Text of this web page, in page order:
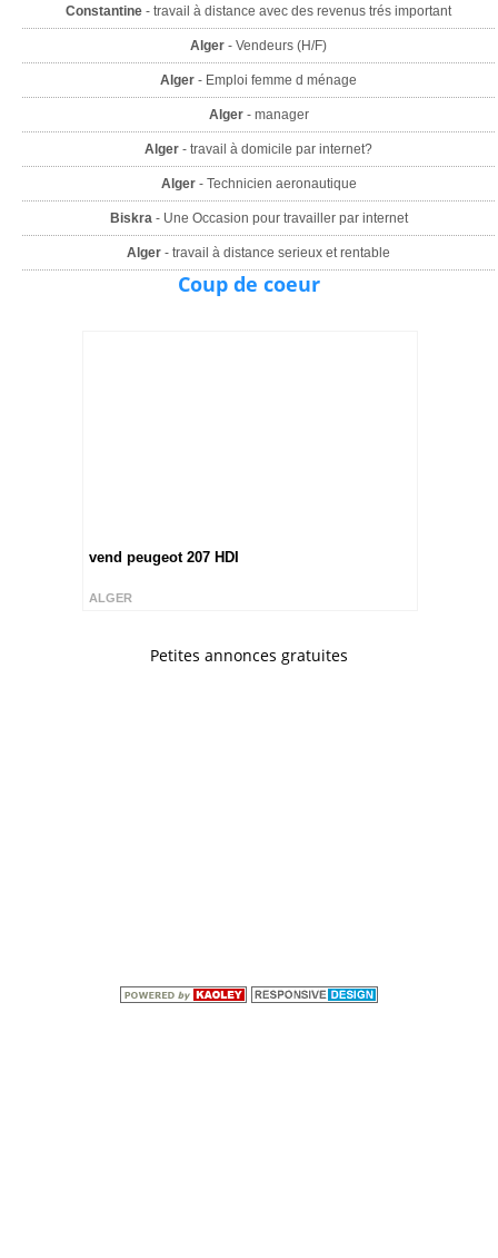
Constantine - travail à distance avec des revenus trés important
Alger - Vendeurs (H/F)
Alger - Emploi femme d ménage
Alger- manager
Alger - travail à domicile par internet?
Alger- Technicien aeronautique
Biskra- Une Occasion pour travailler par internet
Alger - travail à distance serieux et rentable
Coup de coeur
vend peugeot 207 HDI
ALGER
Petites annonces gratuites